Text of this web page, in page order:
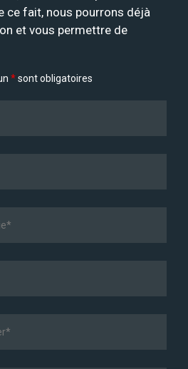
ce fait, nous pourrons déjà
et vous permettre de
*sont obligatoires